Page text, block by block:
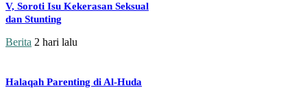
V, Soroti Isu Kekerasan Seksual
dan Stunting
Berita 2 hari lalu
Halaqah Parenting di Al-Huda